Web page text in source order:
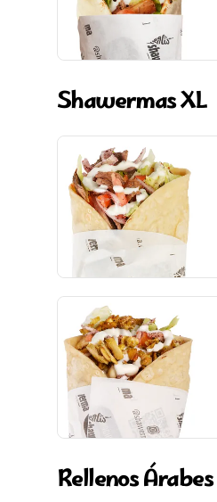
Shawermas XL
Rellenos Árabes